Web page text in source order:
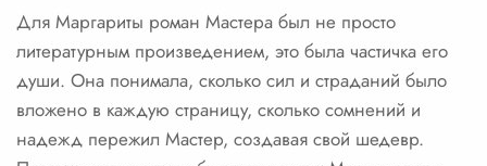
Для Маргариты роман Мастера был не просто
литературным произведением, это была частичка его
души. Она понимала, сколько сил и страданий было
вложено в каждую страницу, сколько сомнений и
надежд пережил Мастер, создавая свой шедевр.